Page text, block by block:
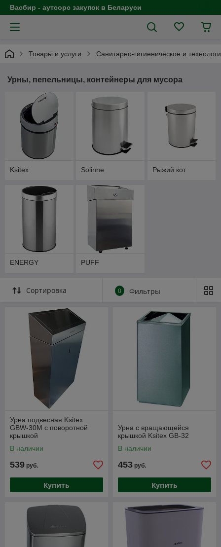
Васбир - аутсорс закупок в Беларуси
Товары и услуги Санитарно-гигиеническое и
Урны, пепельницы, контейнеры для мусора
Ksitex Solinne Рыжий кот
ENERGY PUFF
Сортировка 0 Фильтры
Урна подвесная Ksitex
GBW-30M с поворотной
крышкой
В наличии
539 руб.
Купить
Урна с вращающейся
крышкой Ksitex GB-32
В наличии
453 руб.
Купить